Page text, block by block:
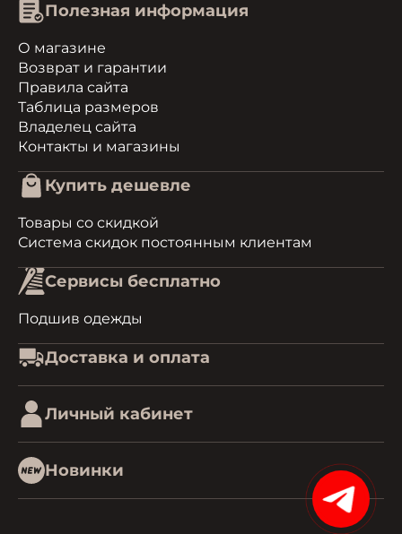
Полезная информация
О магазине
Возврат и гарантии
Правила сайта
Таблица размеров
Владелец сайта
Контакты и магазины
Купить дешевле
Товары со скидкой
Система скидок постоянным клиентам
Сервисы бесплатно
Подшив одежды
Доставка и оплата
Личный кабинет
Новинки
15%